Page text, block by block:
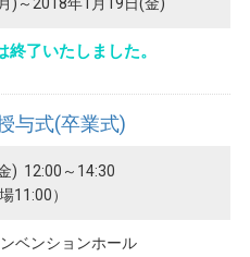
了いたしました。
与式(卒業式)
) 12:00～14:30
11:00）
ベンションホール